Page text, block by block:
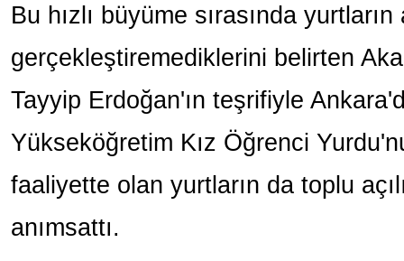
Bu hızlı büyüme sırasında
gerçekleştiremediklerini belirten
Tayyip Erdoğan'ın teşrifiyle
Yükseköğretim Kız Öğrenci
faaliyette olan yurtların da toplu
anımsattı.